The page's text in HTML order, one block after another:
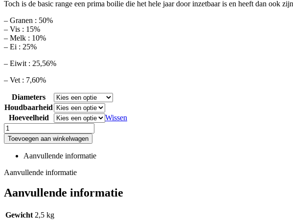
Toch is de basic range een prima boilie die het hele jaar door inzetbaar is en heeft dan ook
– Granen : 50%
– ⁠Vis : 15%
– ⁠Melk : 10%
– ⁠Ei : 25%
– Eiwit : 25,56%
– ⁠Vet : 7,60%
Diameters
Houdbaarheid
Hoeveelheid
Wissen
Tutti
Frutti
aantal
Toevoegen aan winkelwagen
Aanvullende informatie
Aanvullende informatie
Aanvullende informatie
Gewicht 2,5 kg